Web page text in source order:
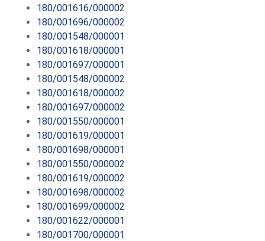
180/001616/000002
180/001696/000002
180/001548/000001
180/001618/000001
180/001697/000001
180/001548/000002
180/001618/000002
180/001697/000002
180/001550/000001
180/001619/000001
180/001698/000001
180/001550/000002
180/001619/000002
180/001698/000002
180/001699/000002
180/001622/000001
180/001700/000001